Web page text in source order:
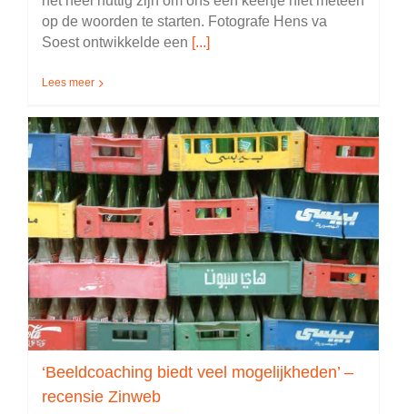
op de woorden te starten. Fotografe Hens va
Soest ontwikkelde een [...]
Lees meer
‘Beeldcoaching biedt veel mogelijkheden’ –
recensie Zinweb